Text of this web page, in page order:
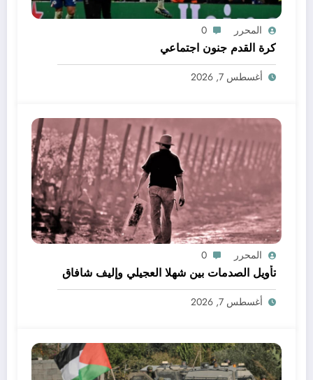
المحرر 0
كرة القدم جنون اجتماعي
أغسطس 7, 2026
المحرر 0
تأويل الصدمات بين شهلا العجيلي وإليف شافاق
أغسطس 7, 2026